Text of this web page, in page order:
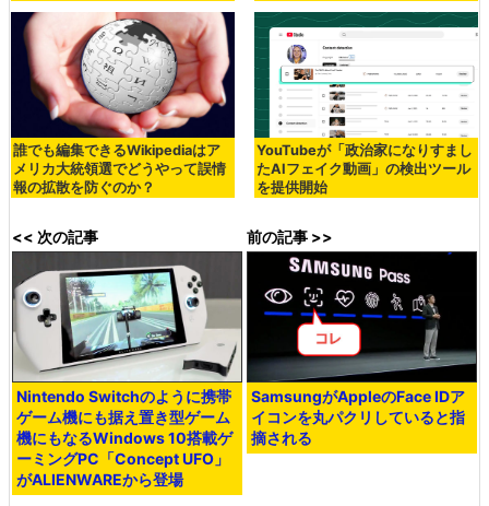
誰でも編集できるWikipediaはア
メリカ大統領選でどうやって誤情
報の拡散を防ぐのか？
YouTubeが「政治家になりすまし
たAIフェイク動画」の検出ツール
を提供開始
<< 次の記事
Nintendo Switchのように携帯
ゲーム機にも据え置き型ゲーム
機にもなるWindows 10搭載ゲ
ーミングPC「Concept UFO」
がALIENWAREから登場
前の記事 >>
SamsungがAppleのFace IDア
イコンを丸パクリしていると指
摘される